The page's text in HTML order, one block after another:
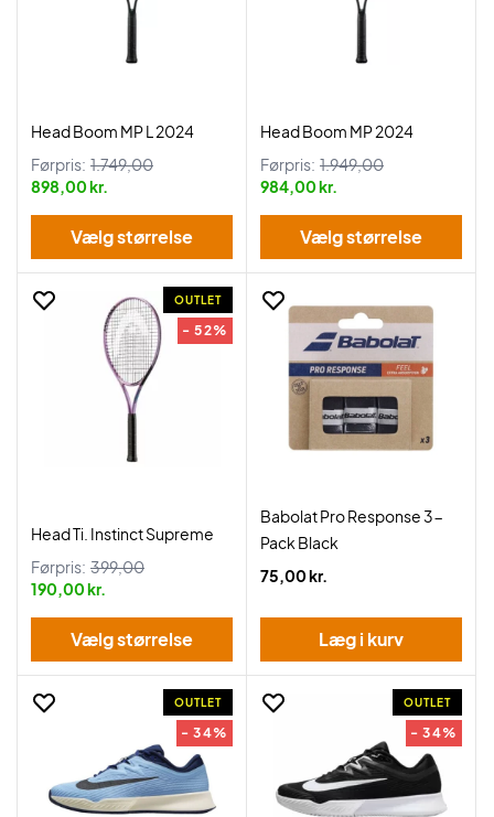
Head Boom MP L 2024
Førpris: 1.749,00
898,00 kr.
Vælg størrelse
Head Boom MP 2024
Førpris: 1.949,00
984,00 kr.
Vælg størrelse
OUTLET
- 52%
Head Ti. Instinct Supreme
Førpris: 399,00
190,00 kr.
Vælg størrelse
Babolat Pro Response 3-
Pack Black
75,00 kr.
Læg i kurv
OUTLET
- 34%
OUTLET
- 34%